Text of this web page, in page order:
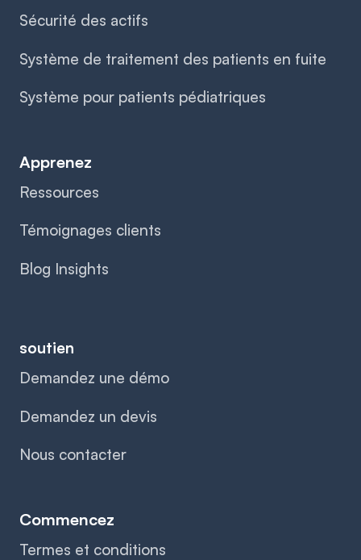
Sécurité des actifs
Système de traitement des patients en fuite
Système pour patients pédiatriques
Apprenez
Ressources
Témoignages clients
Blog Insights
soutien
Demandez une démo
Demandez un devis
Nous contacter
Commencez
Termes et conditions